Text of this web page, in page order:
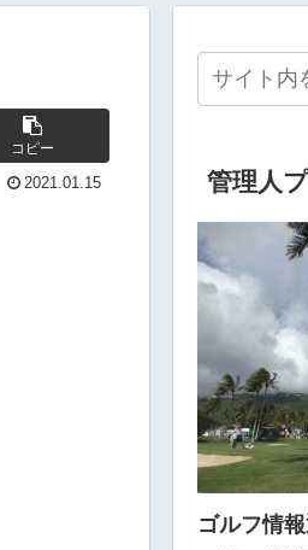
コピー
2021.01.15 管理人
ゴルフ情